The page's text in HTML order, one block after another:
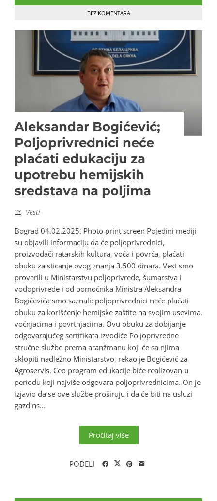
BEZ KOMENTARA
Aleksandar Bogićević;
Poljoprivrednici neće
plaćati edukaciju za
upotrebu hemijskih
sredstava na poljima
Vesti
Bograd 04.02.2025. Photo print screen Pojedini mediji
su objavili informaciju da će poljoprivrednici,
proizvođači ratarskih kultura, voća i povrća, plaćati
obuku za sticanje ovog znanja 3.500 dinara. Vest smo
proverili u Ministarstvu poljoprivrede, šumarstva i
vodoprivrede i od pomoćnika Ministra Aleksandra
Bogićevića smo saznali: poljoprivrednici neće plaćati
obuku za korišćenje hemijske zaštite na svojim usevima,
voćnjacima i povrtnjacima. Ovu obuku za dobijanje
odgovarajućeg sertifikata izvodiće Poljoprivredne
stručne službe prema aranžmanu koji će sa njima
sklopiti nadležno Ministarstvo, rekao je Bogićević za
Agroservis. Ceo program edukacije biće realizovan u
periodu koji najviše odgovara poljoprivrednicima. On je
izjavio da se ove službe proširuju i da će biti na usluzi
gazdins...
Pročitaj više
PODELI